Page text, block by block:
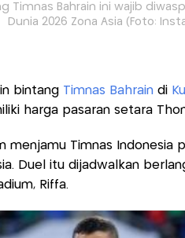
Timnas Bahrain ini wajib
Dunia 2026 Zona Asia (Foto:
bintang Timnas Bahrain di
harga pasaran setara
menjamu Timnas Indonesia
Duel itu dijadwalkan
Riffa.